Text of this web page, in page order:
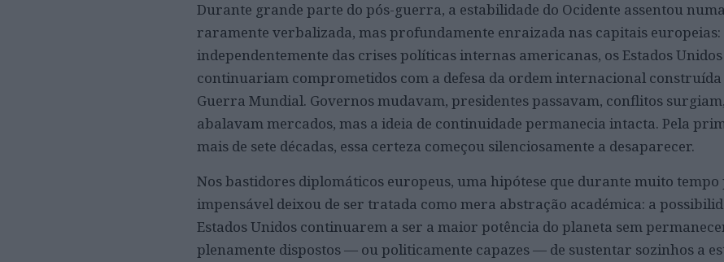
Durante grande parte do pós-guerra, a estabilidade do Ocidente assentou
raramente verbalizada, mas profundamente enraizada nas capitais europeias:
independentemente das crises políticas internas americanas, os Estados Unidos
continuariam comprometidos com a defesa da ordem internacional construída
Guerra Mundial. Governos mudavam, presidentes passavam, conflitos
abalavam mercados, mas a ideia de continuidade permanecia intacta. Pela
mais de sete décadas, essa certeza começou silenciosamente a desaparecer.
Nos bastidores diplomáticos europeus, uma hipótese que durante muito tempo
impensável deixou de ser tratada como mera abstração académica: a
Estados Unidos continuarem a ser a maior potência do planeta sem
plenamente dispostos — ou politicamente capazes — de sustentar sozinhos a